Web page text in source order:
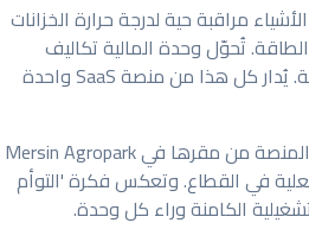
مراقبة حية لدرجة حرارة الخزانات
تُحوّل وحدة المالية تكاليف
الإنتاج تلقائياً إلى قيود محاسبية. يُدار كل هذا من منصة SaaS واحدة
طوّرت شركة Zamir Teknoloji المنصة من مقرها في Mersin Agropark
في القطاع. وتعكس فكرة 'التوأم
الكامنة وراء كل وحدة.